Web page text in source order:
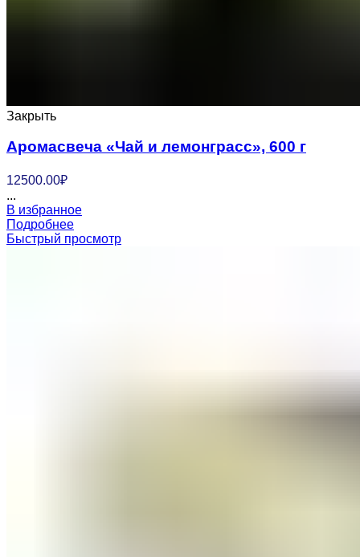
Закрыть
Аромасвеча «Чай и лемонграсс», 600 г
12500.00₽
...
В избранное
Подробнее
Быстрый просмотр